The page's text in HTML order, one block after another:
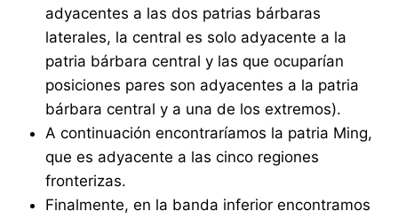
adyacentes a las dos patrias bárbaras
laterales, la central es solo adyacente a la
patria bárbara central y las que ocuparían
posiciones pares son adyacentes a la patria
bárbara central y a una de los extremos).
A continuación encontraríamos la patria Ming,
que es adyacente a las cinco regiones
fronterizas.
Finalmente, en la banda inferior encontramos